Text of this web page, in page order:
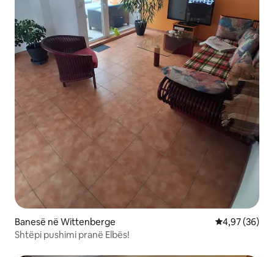
Banesë në Wittenberge Vlerësimi
4,97 (36)
Shtëpi pushimi pranë Elbës!